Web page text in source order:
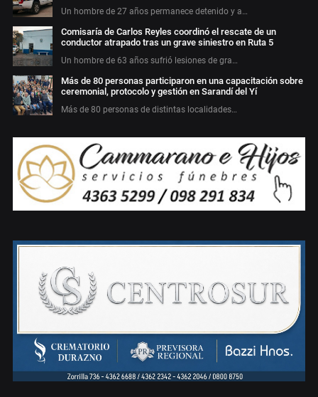
Un hombre de 27 años permanece detenido y a…
Comisaría de Carlos Reyles coordinó el rescate de un
conductor atrapado tras un grave siniestro en Ruta 5
Un hombre de 63 años sufrió lesiones de gra…
Más de 80 personas participaron en una capacitación sobre
ceremonial, protocolo y gestión en Sarandí del Yí
Más de 80 personas de distintas localidades…